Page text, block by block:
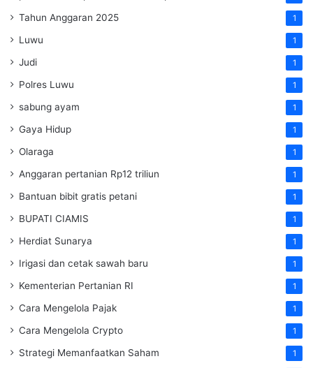
Tahun Anggaran 2025 1
Luwu 1
Judi 1
Polres Luwu 1
sabung ayam 1
Gaya Hidup 1
Olaraga 1
Anggaran pertanian Rp12 triliun 1
Bantuan bibit gratis petani 1
BUPATI CIAMIS 1
Herdiat Sunarya 1
Irigasi dan cetak sawah baru 1
Kementerian Pertanian RI 1
Cara Mengelola Pajak 1
Cara Mengelola Crypto 1
Strategi Memanfaatkan Saham 1